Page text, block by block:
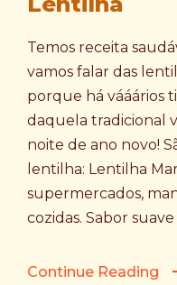
Temos receita
vamos falar das
porque há vááários
daquela tradicional
noite de ano novo!
lentilha: Lentilha
supermercados,
cozidas. Sabor
Continue Reading